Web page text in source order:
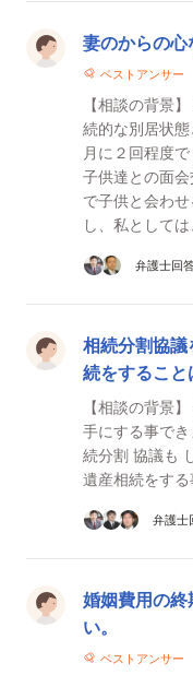
妻のからの
ベストアンサー
【相談の背景
続的な別居状
月に２回程度
子供達との面
で子供と会わ
し、私として
供...
弁護士回
相続分割協
続をすること
【相談の背景
手にする事できますか 【質問1】 自
続分割 協議も
遺産相続をす
弁護士
婚姻費用の
い。
ベストアンサー